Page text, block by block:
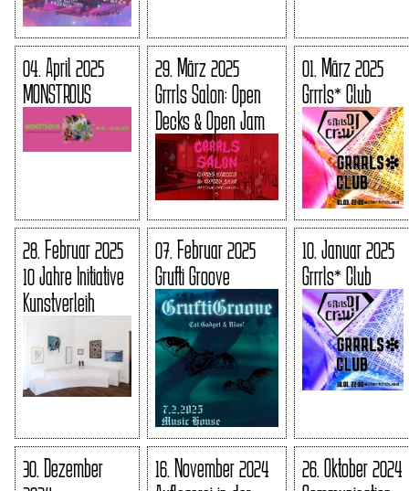
04. April 2025
MONSTROUS
29. März 2025
Grrrls Salon: Open
Decks & Open Jam
01. März 2025
Grrrls* Club
28. Februar 2025
10 Jahre Initiative
Kunstverleih
07. Februar 2025
Grufti Groove
10. Januar 2025
Grrrls* Club
30. Dezember
16. November 2024
26. Oktober 2024